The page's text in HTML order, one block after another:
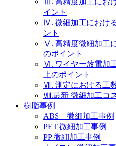
イント
Ⅳ. 微細加工におけ
ント
Ⅴ. 高精度微細加工
のポイント
Ⅵ. ワイヤー放電加
上のポイント
Ⅶ. 測定における工
Ⅷ.最新 微細加工コ
樹脂事例
ABS 微細加工事例
PET 微細加工事例
PP 微細加工事例